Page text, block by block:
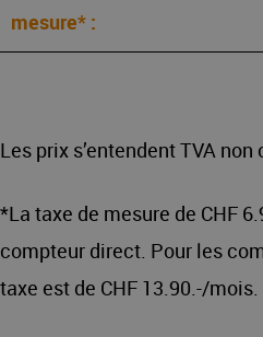
Les prix s’entendent TVA non
*La taxe de mesure de CHF
compteur direct. Pour les
taxe est de CHF 13.90.-/mois.